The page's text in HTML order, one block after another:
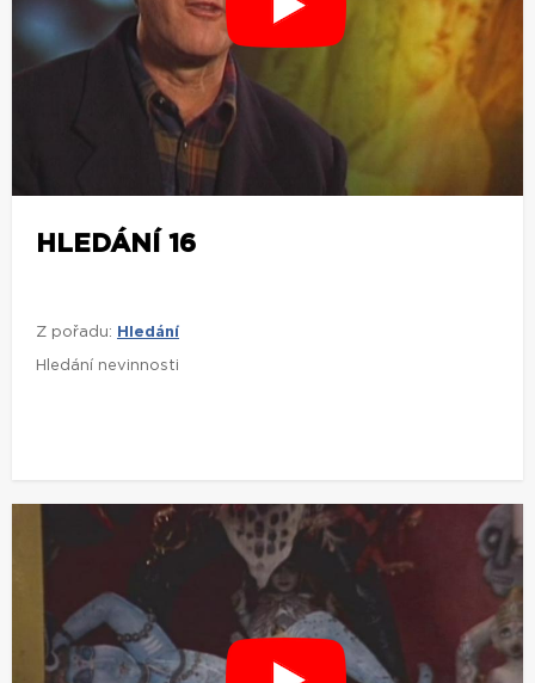
HLEDÁNÍ 16
Z pořadu: Hledání
Hledání nevinnosti